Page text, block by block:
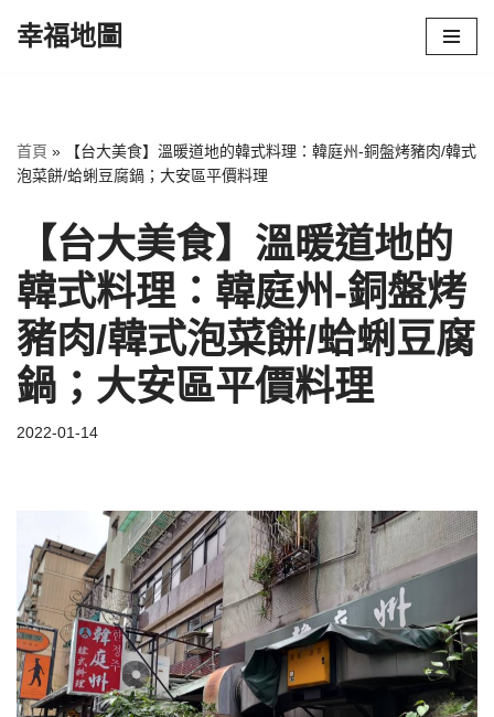
幸福地圖
首頁 »
【台大美食】溫暖道地的韓式料理：韓庭州-銅盤烤豬肉/韓式
泡菜餅/蛤蜊豆腐鍋；大安區平價料理
【台大美食】溫暖道地的
韓式料理：韓庭州-銅盤烤
豬肉/韓式泡菜餅/蛤蜊豆腐
鍋；大安區平價料理
2022-01-14